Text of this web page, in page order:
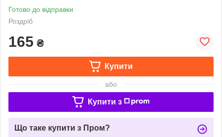
Готово до відправки
Роздріб
165 ₴
Купити
або
Купити з
Що таке купити з Пром?